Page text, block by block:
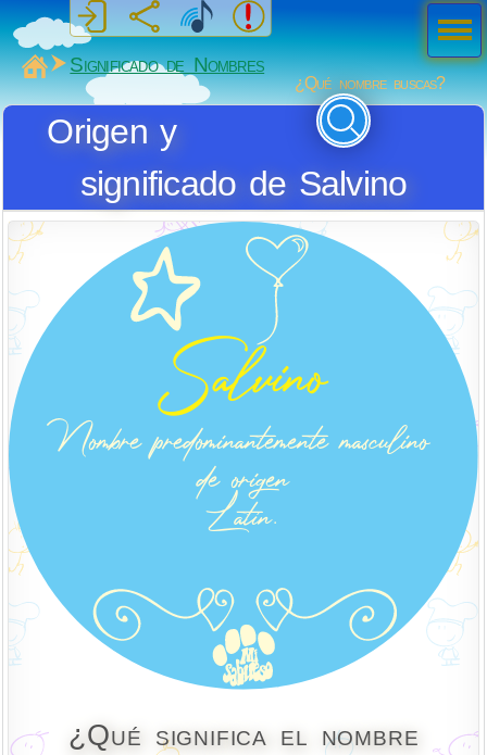
MiSabueso
Significado de Nombres
¿Qué nombre buscas?
Origen y
significado de Salvino
¿Qué significa el nombre
Men
ú